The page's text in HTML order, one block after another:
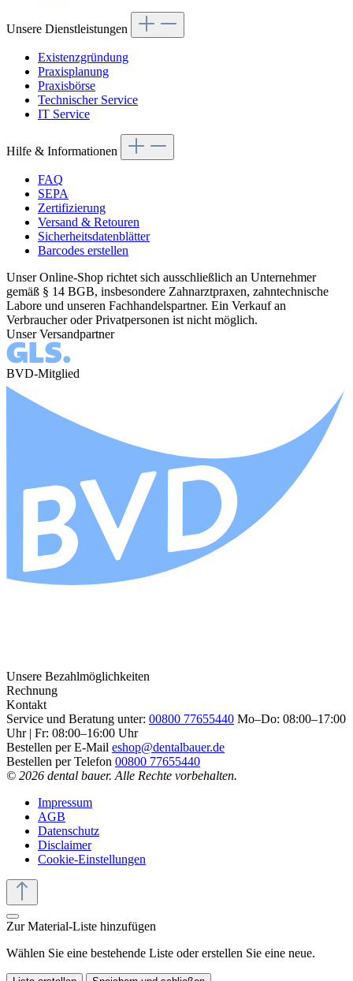
Unsere Dienstleistungen
Existenzgründung
Praxisplanung
Praxisbörse
Technischer Service
IT Service
Hilfe & Informationen
FAQ
SEPA
Zertifizierung
Versand & Retouren
Sicherheitsdatenblätter
Barcodes erstellen
Unser Online-Shop richtet sich ausschließlich an Unternehmer
gemäß § 14 BGB, insbesondere Zahnarztpraxen, zahntechnische
Labore und unseren Fachhandelspartner. Ein Verkauf an
Verbraucher oder Privatpersonen ist nicht möglich.
Unser Versandpartner
BVD-Mitglied
Unsere Bezahlmöglichkeiten
Rechnung
Kontakt
Service und Beratung unter: 00800 77655440 Mo–Do: 08:00–17:00
Uhr | Fr: 08:00–16:00 Uhr
Bestellen per E-Mail eshop@dentalbauer.de
Bestellen per Telefon 00800 77655440
© 2026 dental bauer. Alle Rechte vorbehalten.
Impressum
AGB
Datenschutz
Disclaimer
Cookie-Einstellungen
Zur Material-Liste hinzufügen
Wählen Sie eine bestehende Liste oder erstellen Sie eine neue.